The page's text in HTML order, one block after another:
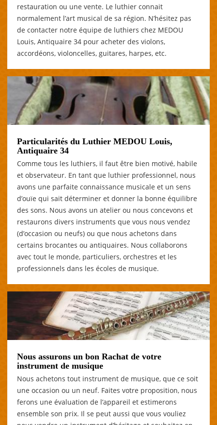
restauration ou une vente. Le luthier connait
normalement l’art musical de sa région. N’hésitez pas
de contacter notre équipe de luthiers chez MEDOU
Louis, Antiquaire 34 pour acheter des violons,
accordéons, violoncelles, guitares, harpes, etc.
Particularités du Luthier MEDOU Louis,
Antiquaire 34
Comme tous les luthiers, il faut être bien motivé, habile
et observateur. En tant que luthier professionnel, nous
avons une parfaite connaissance musicale et un sens
d’ouïe qui sait déterminer et donner la bonne équilibre
des sons. Nous avons un atelier ou nous concevons et
restaurons divers instruments que vous nous vendez
(d’occasion ou neufs) ou que nous achetons dans
certains brocantes ou antiquaires. Nous collaborons
avec tout le monde, particuliers, orchestres et les
professionnels dans les écoles de musique.
Nous assurons un bon Rachat de votre
instrument de musique
Nous achetons tout instrument de musique, que ce soit
une occasion ou un neuf. Faites votre proposition, nous
ferons une évaluation de l’appareil et estimerons
ensemble son prix. Il se peut aussi que vous vouliez